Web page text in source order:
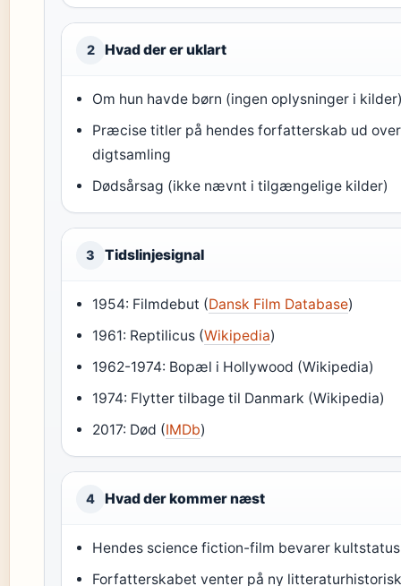
2 Hvad der er uklart
Om hun havde børn (ingen oplysninger i
Præcise titler på hendes forfatterskab ud
digtsamling
Dødsårsag (ikke nævnt i tilgængelige kilder)
3 Tidslinjesignal
1954: Filmdebut (Dansk Film Database)
1961: Reptilicus (Wikipedia)
1962-1974: Bopæl i Hollywood (Wikipedia)
1974: Flytter tilbage til Danmark (Wikipedia)
2017: Død (IMDb)
4 Hvad der kommer næst
Hendes science fiction-film bevarer
Forfatterskabet venter på ny